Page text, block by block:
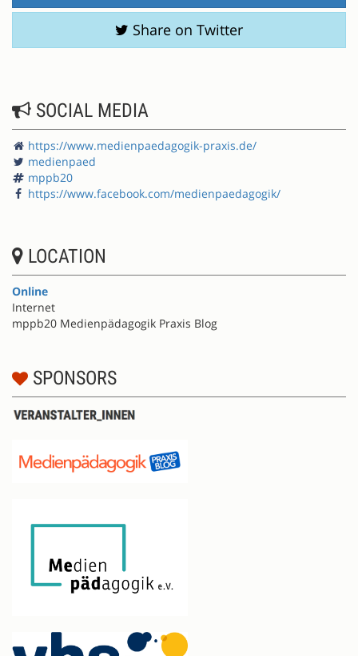
Share on Twitter
SOCIAL MEDIA
https://www.medienpaedagogik-praxis.de/
medienpaed
mppb20
https://www.facebook.com/medienpaedagogik/
LOCATION
Online
Internet
mppb20 Medienpädagogik Praxis Blog
SPONSORS